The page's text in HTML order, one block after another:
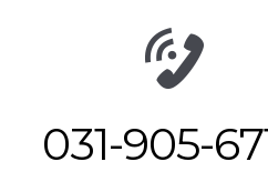
031-905-